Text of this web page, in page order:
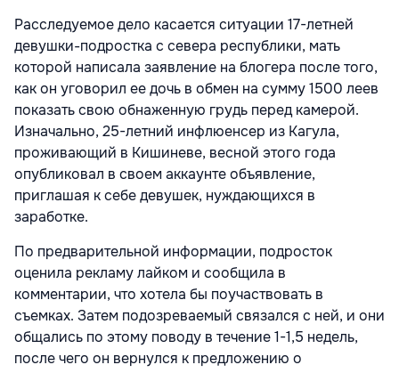
Расследуемое дело касается ситуации 17-летней
девушки-подростка с севера республики, мать
которой написала заявление на блогера после того,
как он уговорил ее дочь в обмен на сумму 1500 леев
показать свою обнаженную грудь перед камерой.
Изначально, 25-летний инфлюенсер из Кагула,
проживающий в Кишиневе, весной этого года
опубликовал в своем аккаунте объявление,
приглашая к себе девушек, нуждающихся в
заработке.
По предварительной информации, подросток
оценила рекламу лайком и сообщила в
комментарии, что хотела бы поучаствовать в
съемках. Затем подозреваемый связался с ней, и они
общались по этому поводу в течение 1-1,5 недель,
после чего он вернулся к предложению о